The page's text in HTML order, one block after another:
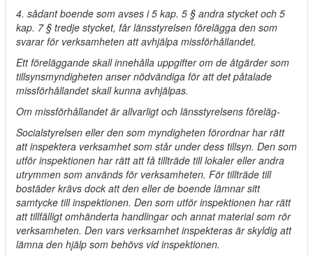
4. sådant boende som avses i 5 kap. 5 § andra stycket och 5
kap. 7 § tredje stycket, får länsstyrelsen förelägga den som
svarar för verksamheten att avhjälpa missförhållandet.
Ett föreläggande skall innehålla uppgifter om de åtgärder som
tillsynsmyndigheten anser nödvändiga för att det påtalade
missförhållandet skall kunna avhjälpas.
Om missförhållandet är allvarligt och länsstyrelsens föreläg-
Socialstyrelsen eller den som myndigheten förordnar har rätt
att inspektera verksamhet som står under dess tillsyn. Den som
utför inspektionen har rätt att få tillträde till lokaler eller andra
utrymmen som används för verksamheten. För tillträde till
bostäder krävs dock att den eller de boende lämnar sitt
samtycke till inspektionen. Den som utför inspektionen har rätt
att tillfälligt omhänderta handlingar och annat material som rör
verksamheten. Den vars verksamhet inspekteras är skyldig att
lämna den hjälp som behövs vid inspektionen.